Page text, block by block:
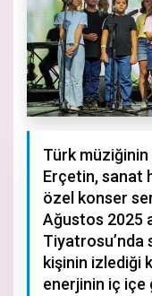
Türk
Erçetin, sanat
özel konser
Ağustos 2025
Tiyatrosu’nda
kişinin izlediği
enerjinin iç içe